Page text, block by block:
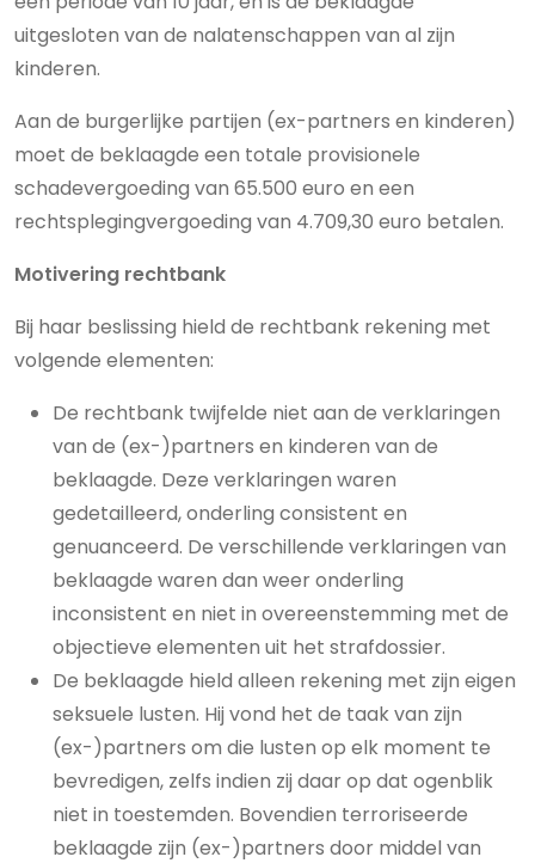
uitgesloten van de nalatenschappen van al zijn
kinderen.
Aan de burgerlijke partijen (ex-partners en kinderen)
moet de beklaagde een totale provisionele
schadevergoeding van 65.500 euro en een
rechtsplegingvergoeding van 4.709,30 euro betalen.
Motivering rechtbank
Bij haar beslissing hield de rechtbank rekening met
volgende elementen:
De rechtbank twijfelde niet aan de verklaringen
van de (ex-)partners en kinderen van de
beklaagde. Deze verklaringen waren
gedetailleerd, onderling consistent en
genuanceerd. De verschillende verklaringen van
beklaagde waren dan weer onderling
inconsistent en niet in overeenstemming met de
objectieve elementen uit het strafdossier.
De beklaagde hield alleen rekening met zijn eigen
seksuele lusten. Hij vond het de taak van zijn
(ex-)partners om die lusten op elk moment te
bevredigen, zelfs indien zij daar op dat ogenblik
niet in toestemden. Bovendien terroriseerde
beklaagde zijn (ex-)partners door middel van